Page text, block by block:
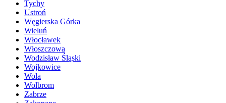
Tychy
Ustroń
Węgierska Górka
Wieluń
Włocławek
Włoszczowa
Wodzisław Śląski
Wojkowice
Wola
Wolbrom
Zabrze